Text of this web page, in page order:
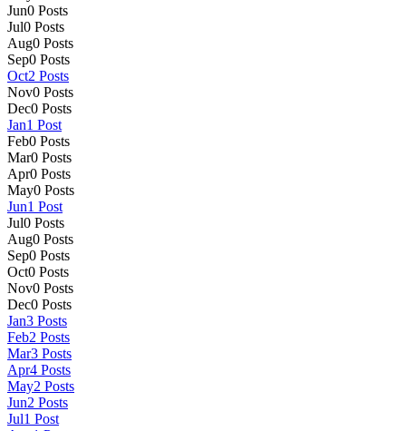
Jun0 Posts
Jul0 Posts
Aug0 Posts
Sep0 Posts
Oct2 Posts
Nov0 Posts
Dec0 Posts
Jan1 Post
Feb0 Posts
Mar0 Posts
Apr0 Posts
May0 Posts
Jun1 Post
Jul0 Posts
Aug0 Posts
Sep0 Posts
Oct0 Posts
Nov0 Posts
Dec0 Posts
Jan3 Posts
Feb2 Posts
Mar3 Posts
Apr4 Posts
May2 Posts
Jun2 Posts
Jul1 Post